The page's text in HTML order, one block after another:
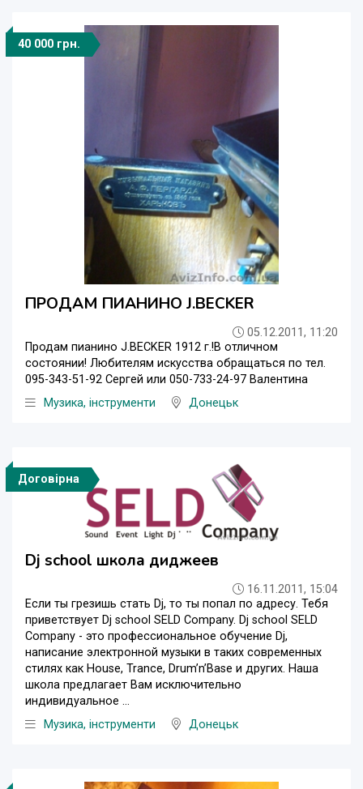
40 000 грн.
ПРОДАМ ПИАНИНО J.BECKER
05.12.2011, 11:20
Продам пианино J.BECKER 1912 г.!В отличном
состоянии! Любителям искусства обращаться по тел.
095-343-51-92 Сергей или 050-733-24-97 Валентина
Музика, інструменти
Донецьк
Договірна
Dj school школа диджеев
16.11.2011, 15:04
Если ты грезишь стать Dj, то ты попал по адресу. Тебя
приветствует Dj school SELD Company. Dj school SELD
Company - это профессиональное обучение Dj,
написание электронной музыки в таких современных
стилях как House, Trance, Drum’n’Base и других. Наша
школа предлагает Вам исключительно
индивидуальное ...
Музика, інструменти
Донецьк